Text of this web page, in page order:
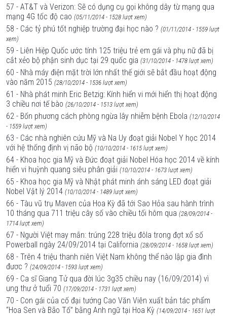
57 - AT&T và Verizon: Sẽ có dụng cụ gọi không dây từ mạng qua
mạng 4G tốc độ cao (05/11/2014 - 1528 lượt xem)
58 - Các tỷ phú tốt nghiệp trường đại học nào ? (01/11/2014 - 1559 lượt
xem)
59 - Liên Hiệp Quốc ước tính 125 triệu trẻ em gái và phụ nữ đã bị
cắt xẻo bộ phận sinh dục tại 29 quốc gia (31/10/2014 - 1478 lượt xem)
60 - Nhà máy điện mặt trời lớn nhất thế giới sẽ bắt đầu hoạt động
vào năm 2015 (28/10/2014 - 1536 lượt xem)
61 - Nhà phát minh Eric Betzig: Kính hiển vi mới hiển thị hoạt động
3 chiều nơi tế bào (26/10/2014 - 1513 lượt xem)
62 - Bốn phương cách phòng ngừa lây nhiễm bệnh Ebola (12/10/2014
- 1559 lượt xem)
63 - Các nhà nghiên cứu Mỹ và Na Uy đoạt giải Nobel Y học 2014
với hệ thống định vị não bộ (10/10/2014 - 1615 lượt xem)
64 - Khoa học gia Mỹ và Đức đoạt giải Nobel Hóa học 2014 về kính
hiển vi huỳnh quang siêu phân giải (10/10/2014 - 1673 lượt xem)
65 - Khoa học gia Mỹ và Nhật phát minh ánh sáng LED đoạt giải
Nobel Vật lý 2014 (10/10/2014 - 1489 lượt xem)
66 - Tàu vũ trụ Maven của Hoa Kỳ đã tới Sao Hỏa sau hành trình
10 tháng qua 711 triệu cây số vào chiều tối hôm qua (28/09/2014 -
1714 lượt xem)
67 - Người Việt may mắn: trúng 228 triệu đôla trong đợt xổ số
Powerball ngày 24/09/2014 tại California (28/09/2014 - 1658 lượt xem)
68 - Trên 4 triệu thanh niên Việt Nam không thể nào lập gia đình
đươc ? (24/09/2014 - 1593 lượt xem)
69 - Ca sĩ Giang Tử qua đời lúc 3g35 chiều nay (16/09/2014) vì
ung thư ở tuổi 70 (17/09/2014 - 1731 lượt xem)
70 - Con gái của cố đại tướng Cao Văn Viên xuất bản tác phẩm
“Hoa Sen và Bão Tố” bằng Anh ngữ tại Hoa Kỳ (14/09/2014 - 1651 lượt